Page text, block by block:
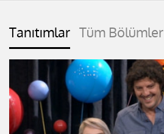
Tanıtımlar Tüm Bölümler